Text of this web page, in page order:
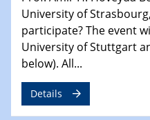
Chemie für die
30.01.2024
WIN & CENIDE
University of Strasbourg,
participate? The event
University of Stuttgart
below). All...
Details